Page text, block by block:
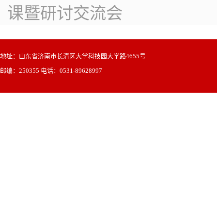
课暨研讨交流会
地址：山东省济南市长清区大学科技园大学路4655号
邮编：250355 电话：0531-89628997